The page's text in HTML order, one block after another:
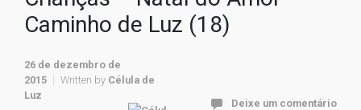
Caminho de Luz (18)
26 de dezembro de
2015
Written by Célula de
Luz
Deixe um comentário